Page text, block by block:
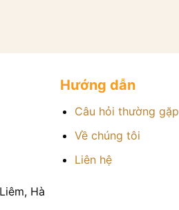
Hà
Hướng dẫn
Câu hỏi thường gặp
Về chúng tôi
Liên hệ